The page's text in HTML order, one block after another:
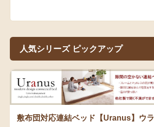
人気シリーズ ピックアップ
敷布団対応連結ベッド【Uranus】ウラ